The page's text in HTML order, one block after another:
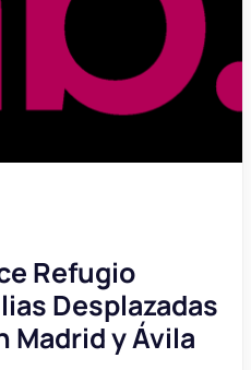
Refugio
Desplazadas
Madrid y Ávila